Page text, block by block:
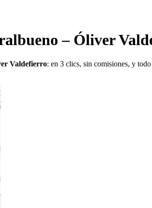
– Óliver
Valdefierro: en 3 clics, sin comisiones, y